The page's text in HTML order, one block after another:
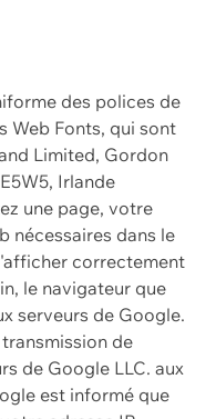
des polices de
Web Fonts, qui sont
Limited, Gordon
Irlande
une page, votre
nécessaires dans le
correctement
le navigateur que
serveurs de Google.
de
de Google LLC. aux
est informé que